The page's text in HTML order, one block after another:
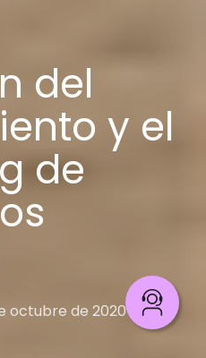
del
y el
de
octubre de 2020